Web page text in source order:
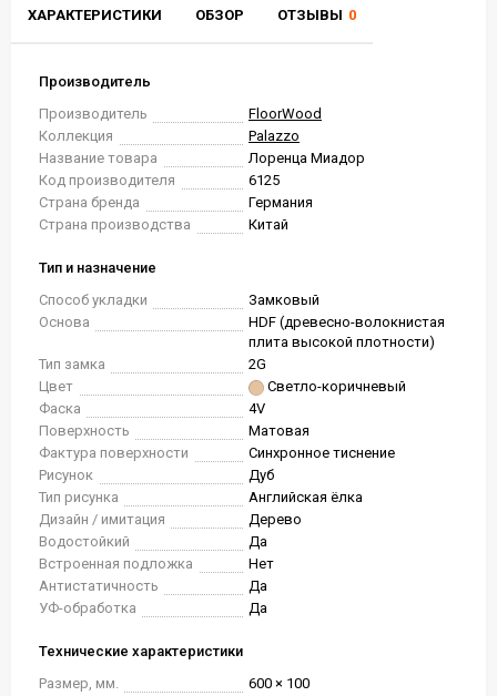
ХАРАКТЕРИСТИКИ ОБЗОР ОТЗЫВЫ 0
Производитель
Производитель
FloorWood
Коллекция
Palazzo
Название товара
Лоренца Миадор
Код производителя
6125
Страна бренда
Германия
Страна производства
Китай
Тип и назначение
Способ укладки
Замковый
Основа
HDF (древесно-волокнистая
плита высокой плотности)
Тип замка
2G
Цвет
Светло-коричневый
Фаска
4V
Поверхность
Матовая
Фактура поверхности
Синхронное тиснение
Рисунок
Дуб
Тип рисунка
Английская ёлка
Дизайн / имитация
Дерево
Водостойкий
Да
Встроенная подложка
Нет
Антистатичность
Да
УФ-обработка
Да
Технические характеристики
Размер, мм.
600 × 100